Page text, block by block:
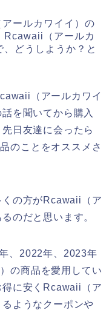
ールカワイイ）の
Rcawaii（アールカ
どうしようか？と
（アールカワイ
を聞いてから購入
日友達に会ったら
のことをオススメさ
くの方がRcawaii（ア
のだと思います。
、2022年、2023年
の商品を愛用してい
得に安くRcawaii（ア
ようなクーポンや